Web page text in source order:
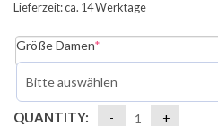
Lieferzeit:ca. 14 Werktage
Größe Damen*
QUANTITY: